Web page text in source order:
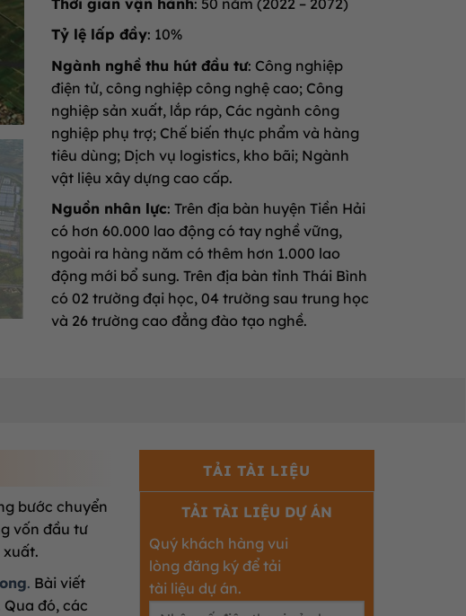
Tỷ lệ lấp đầy: 10%
Ngành nghề thu hút đầu tư: Công nghiệp
điện tử, công nghiệp công nghệ cao; Công
nghiệp sản xuất, lắp ráp, Các ngành công
nghiệp phụ trợ; Chế biến thực phẩm và hàng
tiêu dùng; Dịch vụ logistics, kho bãi; Ngành
vật liệu xây dựng cao cấp.
Nguồn nhân lực: Trên địa bàn huyện Tiền Hải
có hơn 60.000 lao động có tay nghề vững,
ngoài ra hàng năm có thêm hơn 1.000 lao
động mới bổ sung. Trên địa bàn tỉnh Thái Bình
có 02 trường đại học, 04 trường sau trung học
và 26 trường cao đẳng đào tạo nghề.
bước chuyển
vốn đầu tư
xuất.
. Bài viết
đó, các
TẢI TÀI LIỆU
TẢI TÀI LIỆU DỰ ÁN
Quý khách hàng vui
lòng đăng ký để tải
tài liệu dự án.